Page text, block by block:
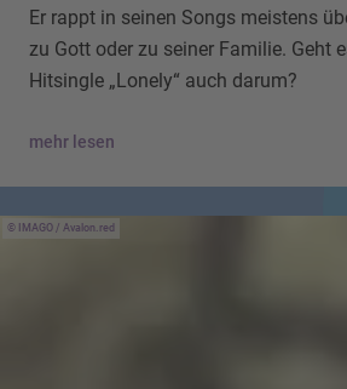
Er rappt in seinen Songs meistens
zu Gott oder zu seiner Familie. Geht
Hitsingle „Lonely“ auch darum?
mehr lesen
IMAGO / Avalon.red